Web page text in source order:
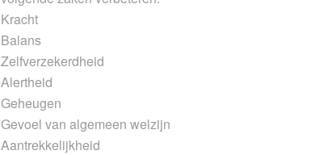
Kracht
Balans
Zelfverzekerdheid
Alertheid
Geheugen
Gevoel van algemeen welzijn
Aantrekkelijkheid